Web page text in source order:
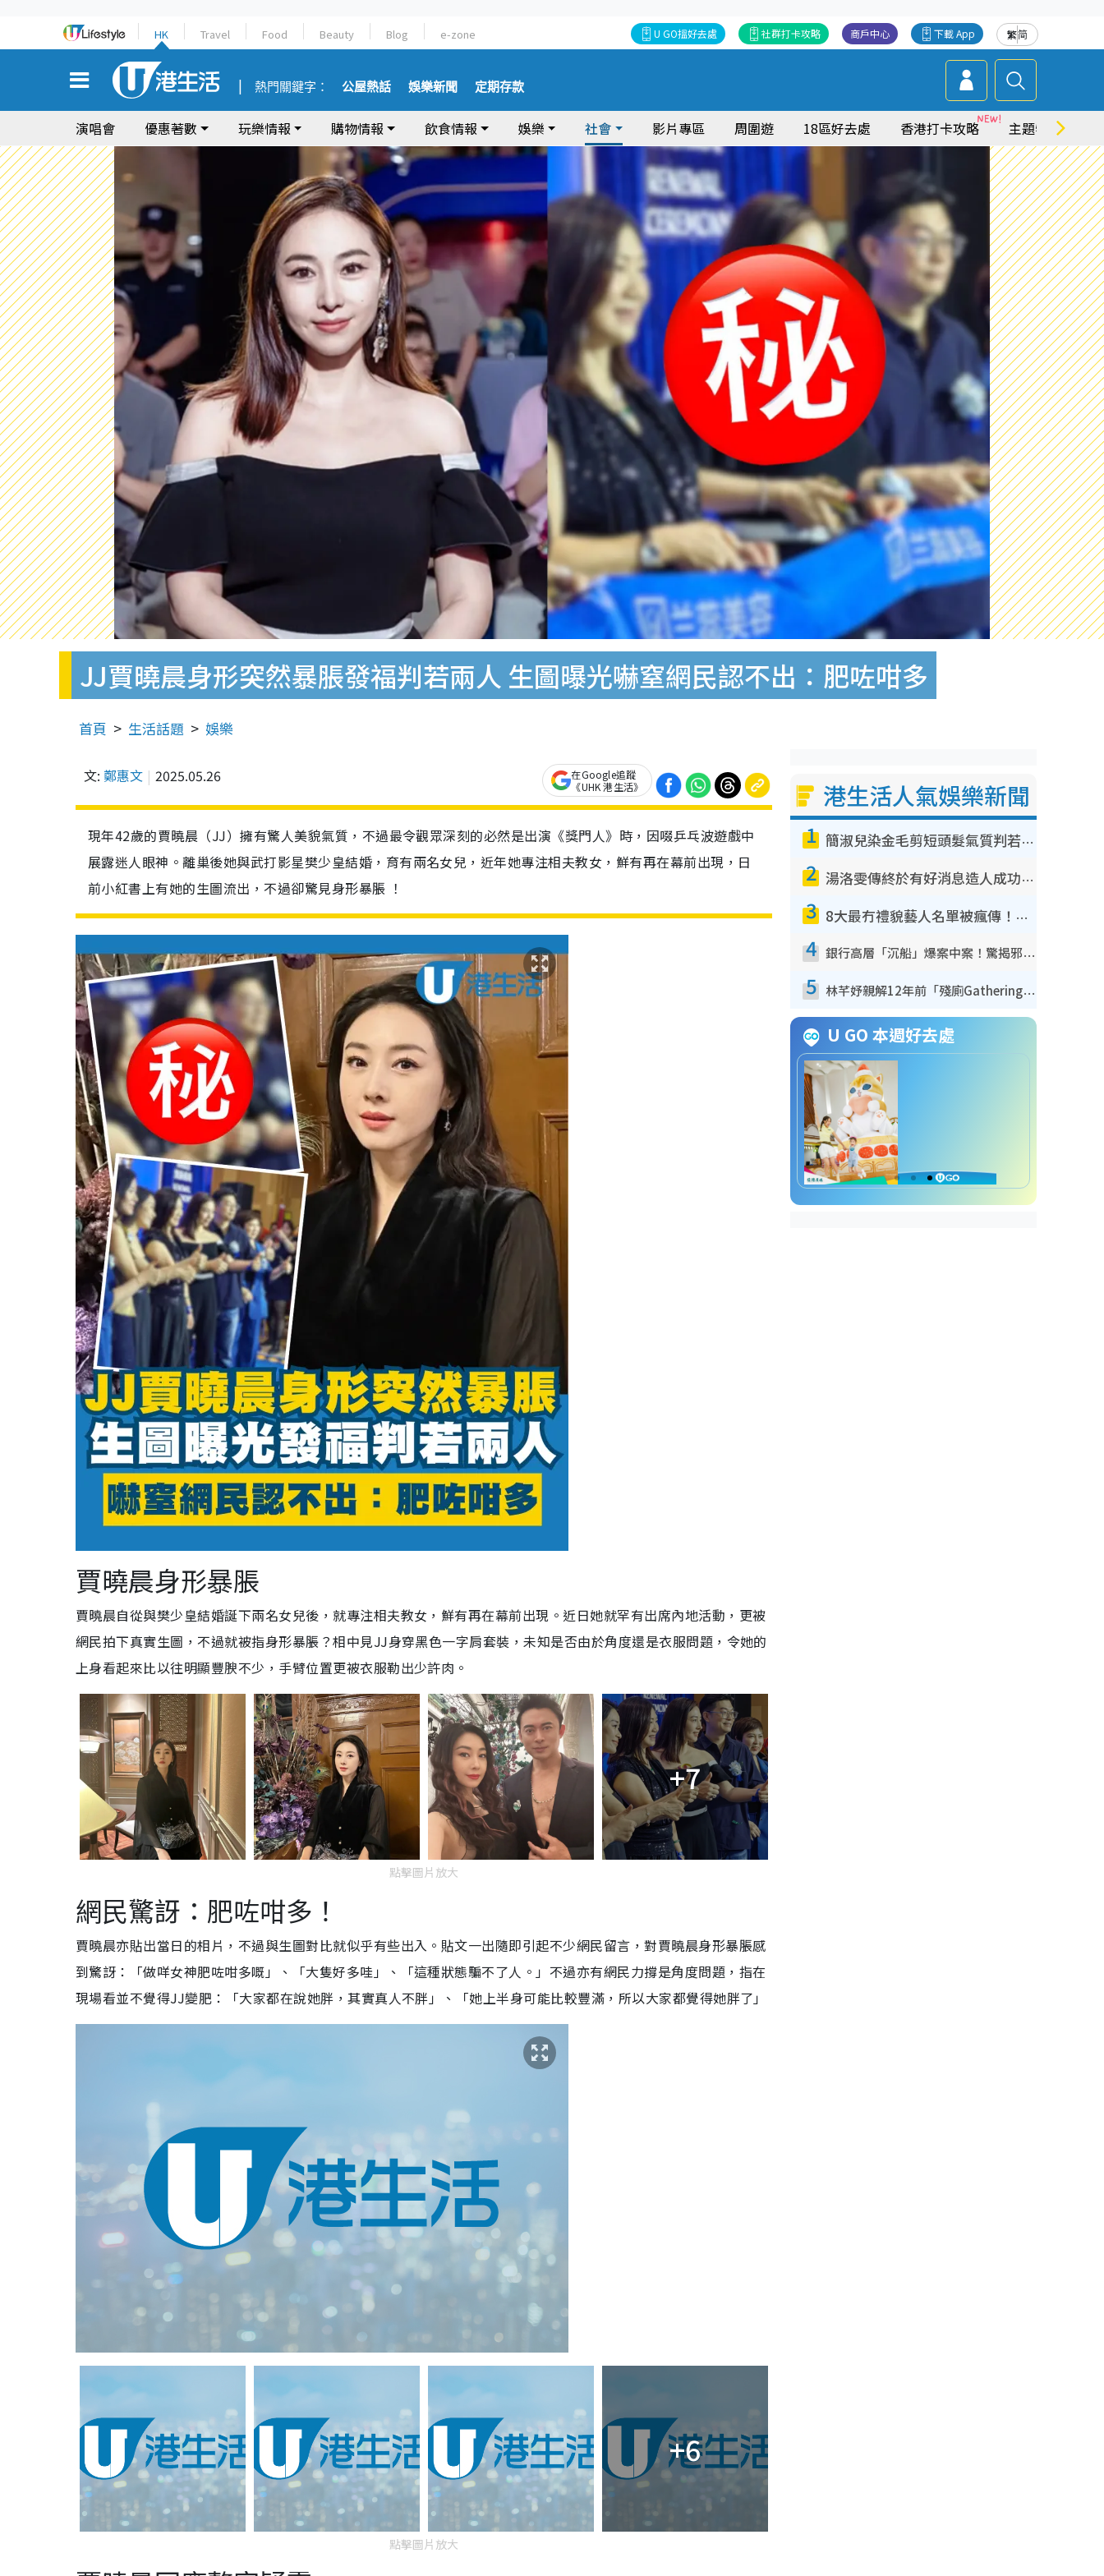
HK Travel Food Beauty Blog e-zone 繁简
下載 App
商戶中心
社群打卡攻略
U GO搵好去處
熱門關鍵字： 公屋熱話 娛樂新聞 定期存款
演唱會 優惠著數 玩樂情報 購物情報 飲食情報 娛樂 社會 影片專區 周圍遊 18區好去處 香港打卡攻略 主題特集
JJ賈曉晨身形突然暴脹發福判若兩人 生圖曝光嚇窒網民認不出：肥咗咁多
首頁 生活話題 娛樂
文: 鄭惠文 2025.05.26
在Google追蹤
《UHK 港生活》
現年42歲的賈曉晨（JJ）擁有驚人美貌氣質，不過最令觀眾深刻的必然是出演《獎門人》時，因啜乒乓波遊戲中
展露迷人眼神。離巢後她與武打影星樊少皇結婚，育有兩名女兒，近年她專注相夫教女，鮮有再在幕前出現，日
前小紅書上有她的生圖流出，不過卻驚見身形暴脹 ！
賈曉晨身形暴脹
賈曉晨自從與樊少皇結婚誕下兩名女兒後，就專注相夫教女，鮮有再在幕前出現。近日她就罕有出席內地活動，更被
網民拍下真實生圖，不過就被指身形暴脹？相中見JJ身穿黑色一字肩套裝，未知是否由於角度還是衣服問題，令她的
上身看起來比以往明顯豐腴不少，手臂位置更被衣服勒出少許肉。
+7
點擊圖片放大
網民驚訝：肥咗咁多！
賈曉晨亦貼出當日的相片，不過與生圖對比就似乎有些出入。貼文一出隨即引起不少網民留言，對賈曉晨身形暴脹感
到驚訝：「做咩女神肥咗咁多嘅」、「大隻好多哇」、「這種狀態騙不了人。」不過亦有網民力撐是角度問題，指在
現場看並不覺得JJ變肥：「大家都在說她胖，其實真人不胖」、「她上半身可能比較豐滿，所以大家都覺得她胖了」
+6
點擊圖片放大
港生活人氣娛樂新聞
1 簡淑兒染金毛剪短頭髮氣質判若兩人！嚇壞老公麥大力都認唔出：「你做咩事？」
2 湯洛雯傳終於有好消息造人成功！兩大細節曝孕味極濃惹猜測：大肚婆先會咁！
3 8大最冇禮貌藝人名單被瘋傳！網民揭發明星真面目 一致數臭呢位係無品天花板？
4 銀行高層「沉船」爆案中案！驚揭邪教洗腦操控賣淫被吞600萬 幕後黑手講多錯多
5 林芊妤親解12年前「殘廁Gathering」真相！高層解約一句話重創尊嚴至今拒返TVB
U GO 本週好去處